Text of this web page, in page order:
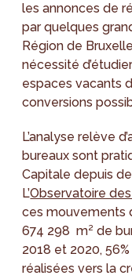
les annonces de
par quelques
Région de
nécessité
espaces vacants
conversions
L’analyse relève
bureaux sont
Capitale depuis
L’Observatoire
ces mouvements
674 298 m² de
2018 et 2020,
réalisées vers la